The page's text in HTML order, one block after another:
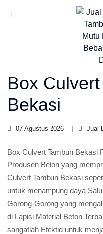
Box
Bekasi
07 Agustus 2026 Jual
Box Culvert Tambun Bekasi
Produsen Beton yang
Culvert Tambun Bekasi
untuk menampung daya
Gorong-Gorong yang
di Lapisi Material Beton
sangatlah Efektid untuk